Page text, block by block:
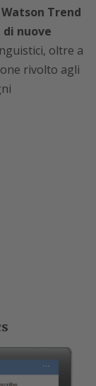
Trend
nuove
oltre a
rivolto agli